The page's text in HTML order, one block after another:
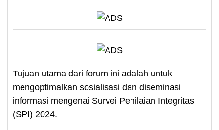
Tujuan utama dari forum ini adalah untuk
mengoptimalkan sosialisasi dan diseminasi
informasi mengenai Survei Penilaian Integritas
(SPI) 2024.